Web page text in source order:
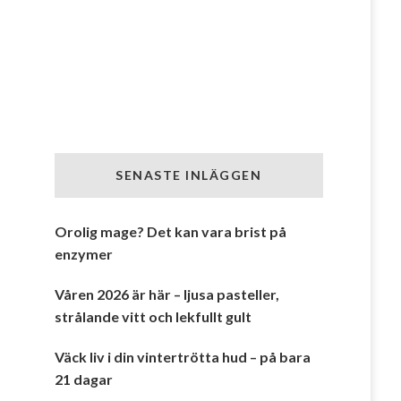
SENASTE INLÄGGEN
Orolig mage? Det kan vara brist på
enzymer
Våren 2026 är här – ljusa pasteller,
strålande vitt och lekfullt gult
Väck liv i din vintertrötta hud – på bara
21 dagar